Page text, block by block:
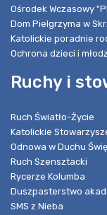
Ośrodek Wczasowy
Dom Pielgrzyma w
Katolickie poradnie
Ochrona dzieci i
Ruchy i
Ruch Światło-Życie
Katolickie
Odnowa w Duchu
Ruch Szensztacki
Rycerze Kolumba
Duszpasterstwo
SMS z Nieba